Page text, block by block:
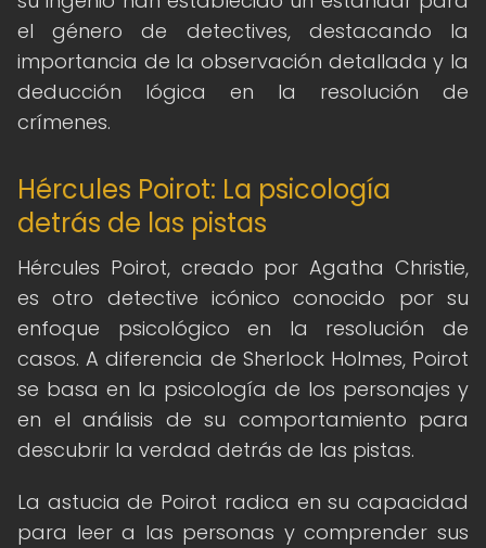
el género de detectives, destacando la
importancia de la observación detallada y la
deducción lógica en la resolución de
crímenes.
Hércules Poirot: La psicología
detrás de las pistas
Hércules Poirot, creado por Agatha Christie,
es otro detective icónico conocido por su
enfoque psicológico en la resolución de
casos. A diferencia de Sherlock Holmes, Poirot
se basa en la psicología de los personajes y
en el análisis de su comportamiento para
descubrir la verdad detrás de las pistas.
La astucia de Poirot radica en su capacidad
para leer a las personas y comprender sus